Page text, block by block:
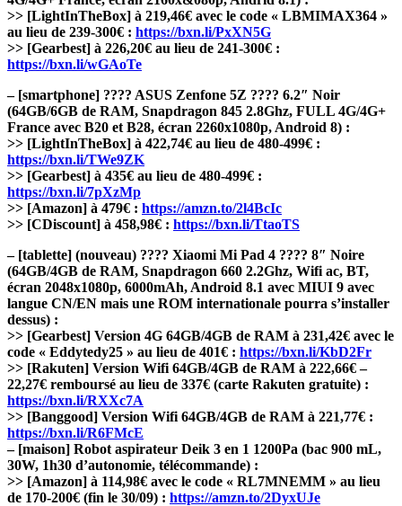
>> [LightInTheBox] à 219,46€ avec le code « LBMIMAX364 »
au lieu de 239-300€ : https://bxn.li/PxXN5G
>> [Gearbest] à 226,20€ au lieu de 241-300€ :
https://bxn.li/wGAoTe
– [smartphone] ???? ASUS Zenfone 5Z ???? 6.2″ Noir
(64GB/6GB de RAM, Snapdragon 845 2.8Ghz, FULL 4G/4G+
France avec B20 et B28, écran 2260x1080p, Android 8) :
>> [LightInTheBox] à 422,74€ au lieu de 480-499€ :
https://bxn.li/TWe9ZK
>> [Gearbest] à 435€ au lieu de 480-499€ :
https://bxn.li/7pXzMp
>> [Amazon] à 479€ : https://amzn.to/2l4BcIc
>> [CDiscount] à 458,98€ : https://bxn.li/TtaoTS
– [tablette] (nouveau) ???? Xiaomi Mi Pad 4 ???? 8″ Noire
(64GB/4GB de RAM, Snapdragon 660 2.2Ghz, Wifi ac, BT,
écran 2048x1080p, 6000mAh, Android 8.1 avec MIUI 9 avec
langue CN/EN mais une ROM internationale pourra s’installer
dessus) :
>> [Gearbest] Version 4G 64GB/4GB de RAM à 231,42€ avec le
code « Eddytedy25 » au lieu de 401€ : https://bxn.li/KbD2Fr
>> [Rakuten] Version Wifi 64GB/4GB de RAM à 222,66€ –
22,27€ remboursé au lieu de 337€ (carte Rakuten gratuite) :
https://bxn.li/RXXc7A
>> [Banggood] Version Wifi 64GB/4GB de RAM à 221,77€ :
https://bxn.li/R6FMcE
– [maison] Robot aspirateur Deik 3 en 1 1200Pa (bac 900 mL,
30W, 1h30 d’autonomie, télécommande) :
>> [Amazon] à 114,98€ avec le code « RL7MNEMM » au lieu
de 170-200€ (fin le 30/09) : https://amzn.to/2DyxUJe